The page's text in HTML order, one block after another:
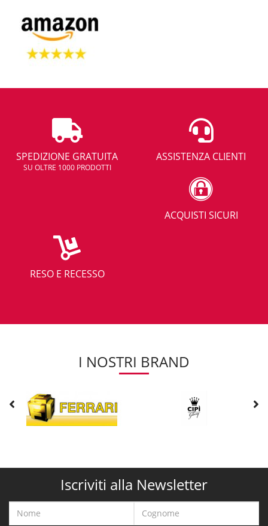
SPEDIZIONE GRATUITA
SU OLTRE 1000 PRODOTTI
ASSISTENZA CLIENTI
ACQUISTI SICURI
RESO E RECESSO
I NOSTRI BRAND
Iscriviti alla Newsletter